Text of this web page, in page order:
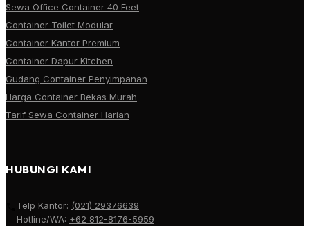
Sewa Office Container 40 Feet
Container Toilet Modular
Container Kantor Premium
Container Dapur Kitchen
Gudang Container Penyimpanan
Harga Container Bekas Murah
Tarif Sewa Container Harian
HUBUNGI KAMI
Telp Kantor: (021) 29376639
Hotline/WA: +62 812-8176-5959